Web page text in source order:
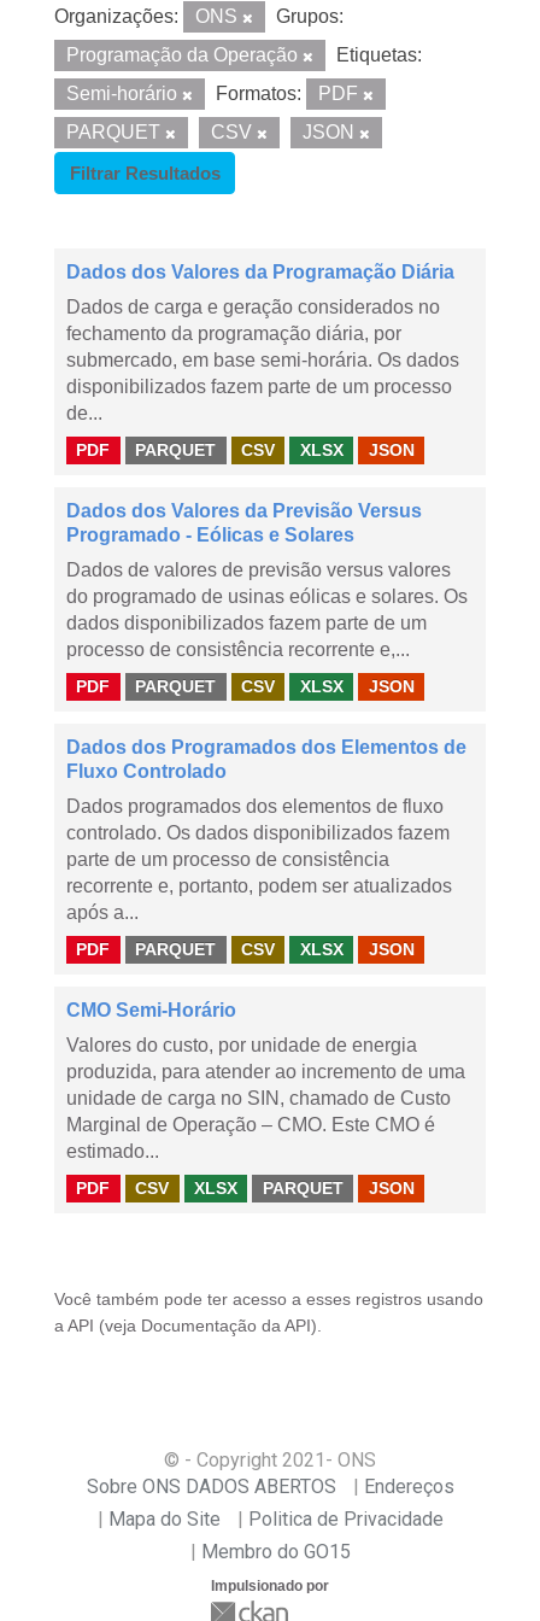
Organizações: ONS
Grupos:
Programação da Operação
Etiquetas:
Semi-horário
Formatos:
PDF
PARQUET
CSV
JSON
Filtrar Resultados
Dados dos Valores da Programação Diária
Dados de carga e geração considerados no
fechamento da programação diária, por
submercado, em base semi-horária. Os dados
disponibilizados fazem parte de um processo
de...
PDF PARQUET CSV XLSX JSON
Dados dos Valores da Previsão Versus
Programado - Eólicas e Solares
Dados de valores de previsão versus valores
do programado de usinas eólicas e solares. Os
dados disponibilizados fazem parte de um
processo de consistência recorrente e,...
PDF PARQUET CSV XLSX JSON
Dados dos Programados dos Elementos de
Fluxo Controlado
Dados programados dos elementos de fluxo
controlado. Os dados disponibilizados fazem
parte de um processo de consistência
recorrente e, portanto, podem ser atualizados
após a...
PDF PARQUET CSV XLSX JSON
CMO Semi-Horário
Valores do custo, por unidade de energia
produzida, para atender ao incremento de uma
unidade de carga no SIN, chamado de Custo
Marginal de Operação – CMO. Este CMO é
estimado...
PDF CSV XLSX PARQUET JSON
Você também pode ter acesso a esses registros usando
a API (veja Documentação da API ).
© - Copyright 2021 - ONS
Sobre ONS DADOS ABERTOS
Endereços
Mapa do Site
Politica de Privacidade
Membro do GO15
Impulsionado por